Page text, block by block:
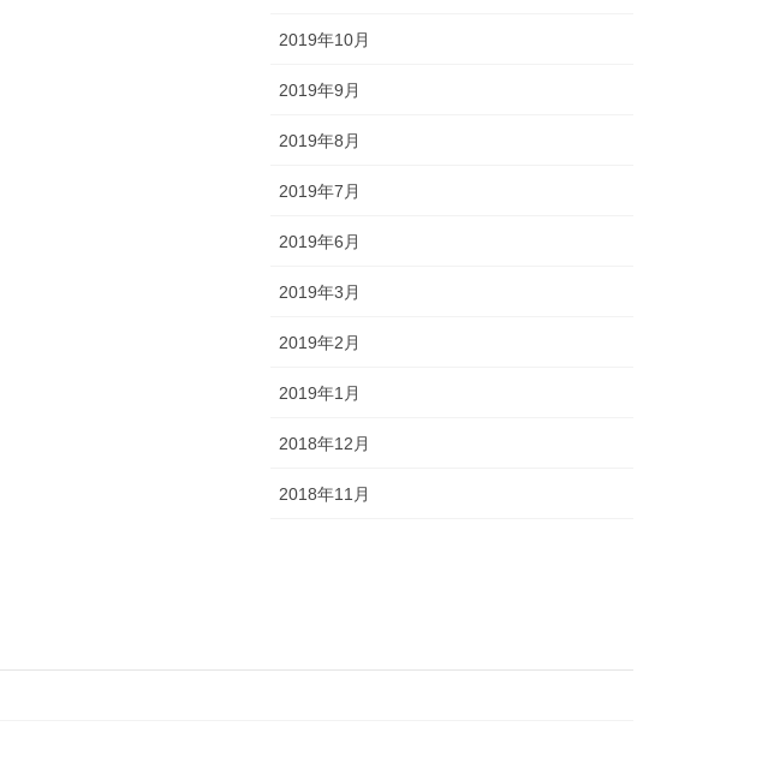
2019年10月
2019年9月
2019年8月
2019年7月
2019年6月
2019年3月
2019年2月
2019年1月
2018年12月
2018年11月